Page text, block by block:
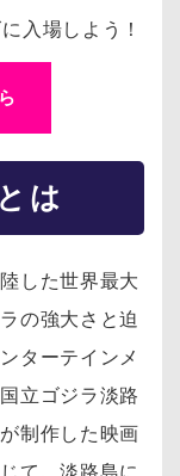
入場しよう！
は
した世界最大
の強大さと迫
ターテインメ
立ゴジラ淡路
制作した映画
て、淡路島に